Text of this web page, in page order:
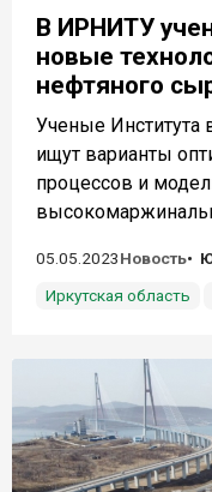
В ИРНИТУ
новые
нефтяного
Ученые
ищут варианты
процессов и
05.05.2023Новость
Иркутская область